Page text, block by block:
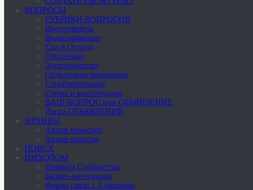
ВОПРОСЫ
РУБРИКИ ВОПРОСОВ
Инструменты
Водоснабжение
Сад и Огород
Отопление
Электричество
Отделочные материалы
Стройматериалы
Стены и конструкции
ВАШ ВОПРОС или ОБЪЯВЛЕНИЕ
Доска ОБЪЯВЛЕНИЙ
АРХИВЫ
Архив новостей
Архив опросов
ПОИСК
ИМХОДОМ
Правила Сообщества
Бизнес-интеграция
Форма связи с Админами